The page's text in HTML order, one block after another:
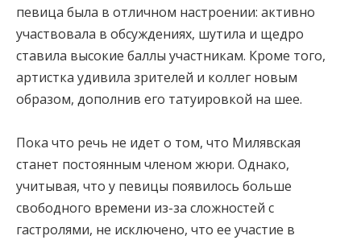
певица была в отличном настроении: активно
участвовала в обсуждениях, шутила и щедро
ставила высокие баллы участникам. Кроме того,
артистка удивила зрителей и коллег новым
образом, дополнив его татуировкой на шее.
Пока что речь не идет о том, что Милявская
станет постоянным членом жюри. Однако,
учитывая, что у певицы появилось больше
свободного времени из-за сложностей с
гастролями, не исключено, что ее участие в